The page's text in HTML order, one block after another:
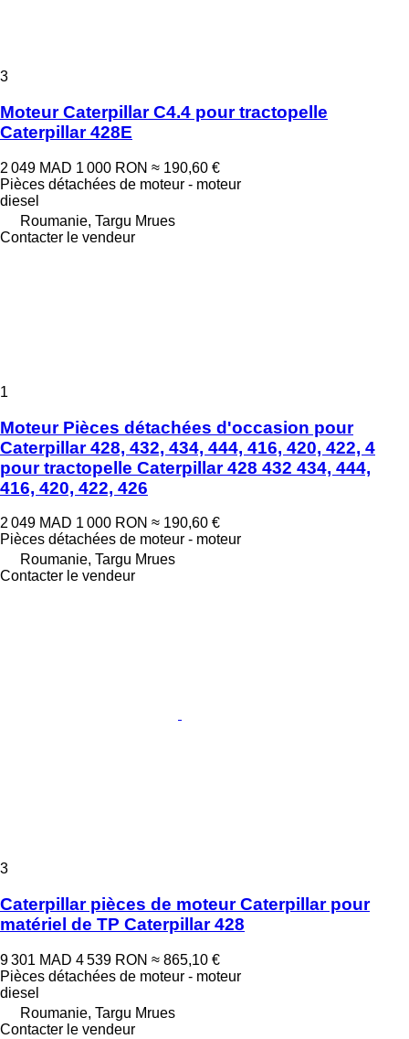
3
Moteur Caterpillar C4.4 pour tractopelle
Caterpillar 428E
2 049 MAD 1 000 RON ≈ 190,60 €
Pièces détachées de moteur - moteur
diesel
Roumanie, Targu Mrues
Contacter le vendeur
1
Moteur Pièces détachées d'occasion pour
Caterpillar 428, 432, 434, 444, 416, 420, 422, 4
pour tractopelle Caterpillar 428 432 434, 444,
416, 420, 422, 426
2 049 MAD 1 000 RON ≈ 190,60 €
Pièces détachées de moteur - moteur
Roumanie, Targu Mrues
Contacter le vendeur
3
Caterpillar pièces de moteur Caterpillar pour
matériel de TP Caterpillar 428
9 301 MAD 4 539 RON ≈ 865,10 €
Pièces détachées de moteur - moteur
diesel
Roumanie, Targu Mrues
Contacter le vendeur